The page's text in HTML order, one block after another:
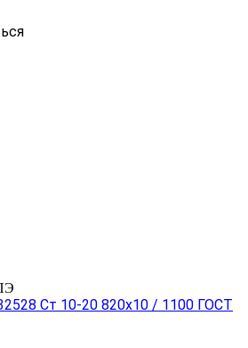
Ст 10-20 820x10 / 1100 ГОСТ